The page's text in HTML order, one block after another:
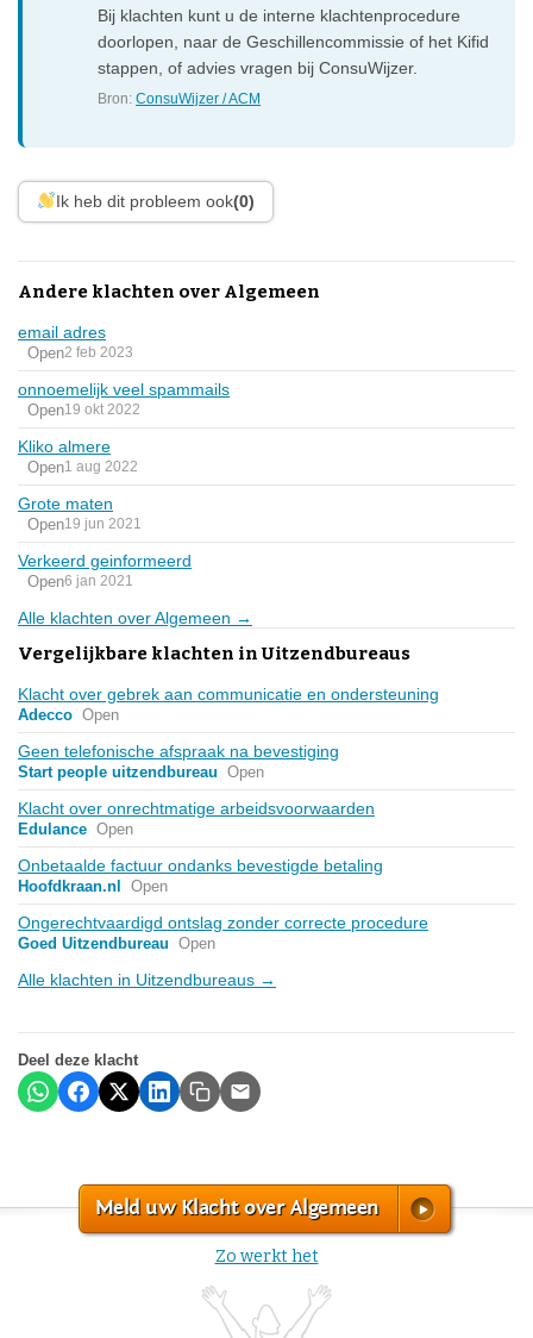
Bij klachten kunt u de interne klachtenprocedure
doorlopen, naar de Geschillencommissie of het Kifid
stappen, of advies vragen bij ConsuWijzer.
Bron:ConsuWijzer / ACM
Ik heb dit probleem ook(0)
Andere klachten over Algemeen
email adres
Open2 feb 2023
onnoemelijk veel spammails
Open19 okt 2022
Kliko almere
Open1 aug 2022
Grote maten
Open19 jun 2021
Verkeerd geinformeerd
Open6 jan 2021
Alle klachten over Algemeen →
Vergelijkbare klachten in Uitzendbureaus
Klacht over gebrek aan communicatie en ondersteuning
Adecco Open
Geen telefonische afspraak na bevestiging
Start people uitzendbureau Open
Klacht over onrechtmatige arbeidsvoorwaarden
Edulance Open
Onbetaalde factuur ondanks bevestigde betaling
Hoofdkraan.nl Open
Ongerechtvaardigd ontslag zonder correcte procedure
Goed Uitzendbureau Open
Alle klachten in Uitzendbureaus →
Deel deze klacht
Meld uw Klacht over Algemeen
Zo werkt het